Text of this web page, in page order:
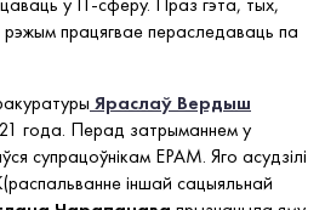
рэжым працягвае пераследаваць па
Яраслаў Вердыш
года. Перад затрыманнем у
супрацоўнікам EPAM. Яго асудзілі
іншай сацыяльнай